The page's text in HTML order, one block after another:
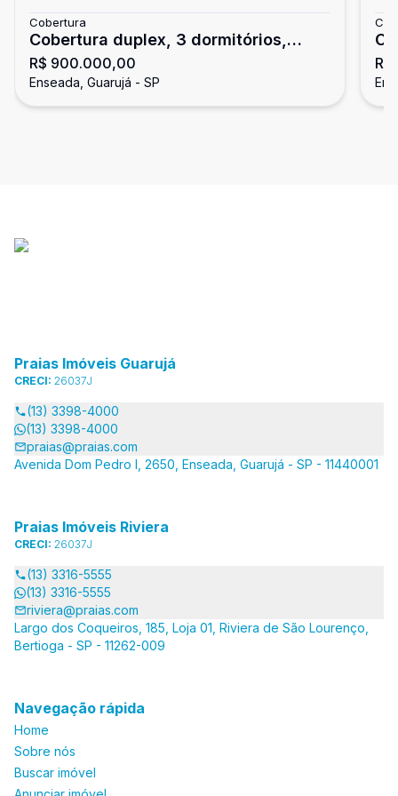
Cobertura
Cobertura duplex, 3 dormitórios,
Enseada, Guarujá
R$ 900.000,00
Enseada, Guarujá - SP
Praias Imóveis Guarujá
CRECI: 26037J
(13) 3398-4000
(13) 3398-4000
praias@praias.com
Avenida Dom Pedro I, 2650, Enseada, Guarujá - SP - 11440001
Praias Imóveis Riviera
CRECI: 26037J
(13) 3316-5555
(13) 3316-5555
riviera@praias.com
Largo dos Coqueiros, 185, Loja 01, Riviera de São Lourenço,
Bertioga - SP - 11262-009
Navegação rápida
Home
Sobre nós
Buscar imóvel